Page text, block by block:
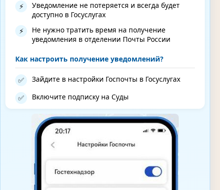
⚡
Уведомление не потеряется и всегда будет
доступно в Госуслугах
⚡
Не нужно тратить время на получение
уведомления в отделении Почты России
Как настроить получение уведомлений?
✅ Зайдите в настройки Госпочты в Госуслугах
✅ Включите подписку на Суды